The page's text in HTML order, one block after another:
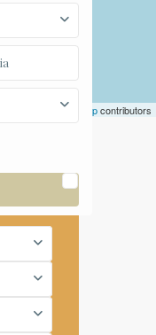
OpenStreetMapcontributors